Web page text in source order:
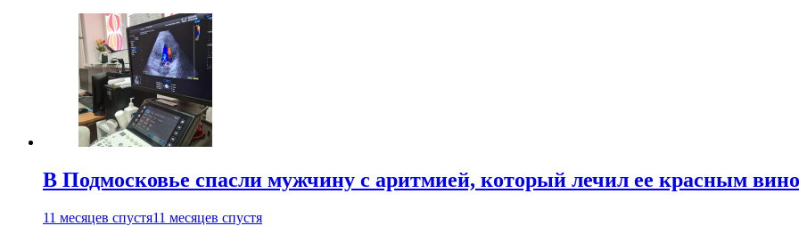
В Подмосковье спасли мужчину с аритмией, который лечил ее красным
11 месяцев спустя11 месяцев спустя